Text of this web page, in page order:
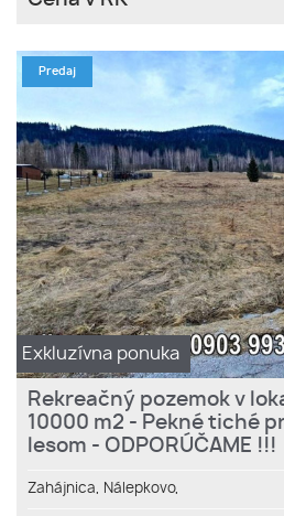
Exkluzívna ponuka
Predaj
Rekreačný pozemok v
10000 m2 - Pekné tiché
lesom - ODPORÚČAME !!!
Zahájnica, Nálepkovo,